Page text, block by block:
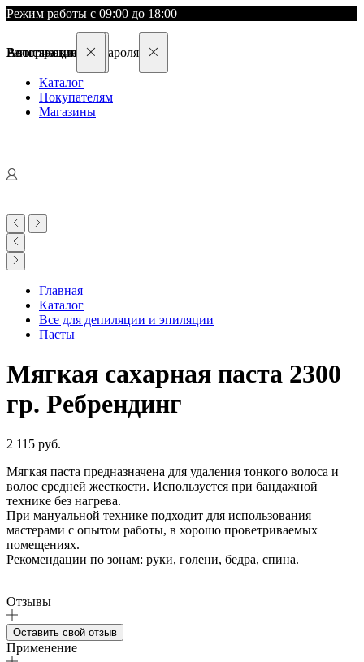
Режим работы с 09:00 до 18:00
Каталог
Покупателям
Магазины
Главная
Каталог
Все для депиляции и эпиляции
Пасты
Мягкая сахарная паста 2300
гр. Ребрендинг
2 115 руб.
Мягкая паста предназначена для удаления тонкого волоса и
волос средней жесткости. Используется при бандажной
технике без нагрева.
При мануальной технике подходит для использования
мастерами с опытом работы, в хорошо проветриваемых
помещениях.
Рекомендации по зонам: руки, голени, бедра, спина.
Отзывы
Оставить свой отзыв
Применение
Восстановление пароля
Авторизация
Регистрация